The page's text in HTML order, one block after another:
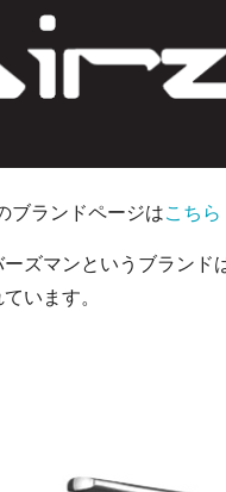
ランドページはこちら
ズマンというブラン
います。